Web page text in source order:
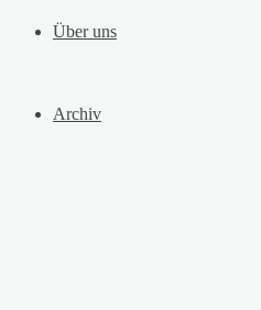
Über uns
Archiv